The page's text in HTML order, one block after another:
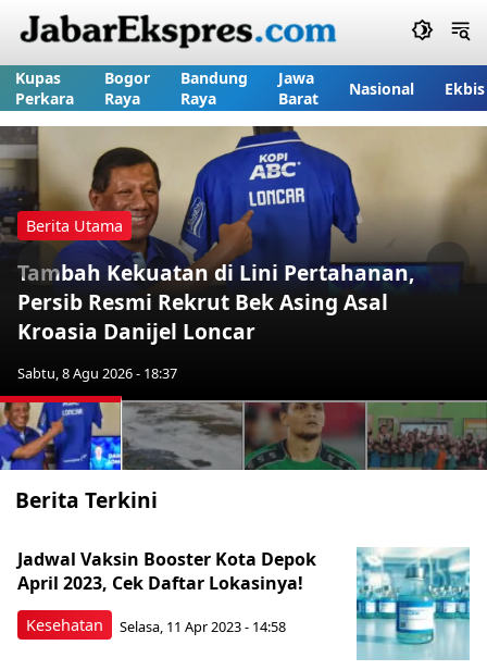
Kupas
Perkara
Bogor
Raya
Bandung
Raya
Jawa
Barat
Nasional Ekbis
Berita Utama
Tambah Kekuatan di Lini Pertahanan,
Persib Resmi Rekrut Bek Asing Asal
Kroasia Danijel Loncar
Sabtu, 8 Agu 2026 - 18:37
Previous
Berita Terkini
Kesehatan
Jadwal Vaksin Booster Kota Depok
April 2023, Cek Daftar Lokasinya!
Selasa, 11 Apr 2023 - 14:58